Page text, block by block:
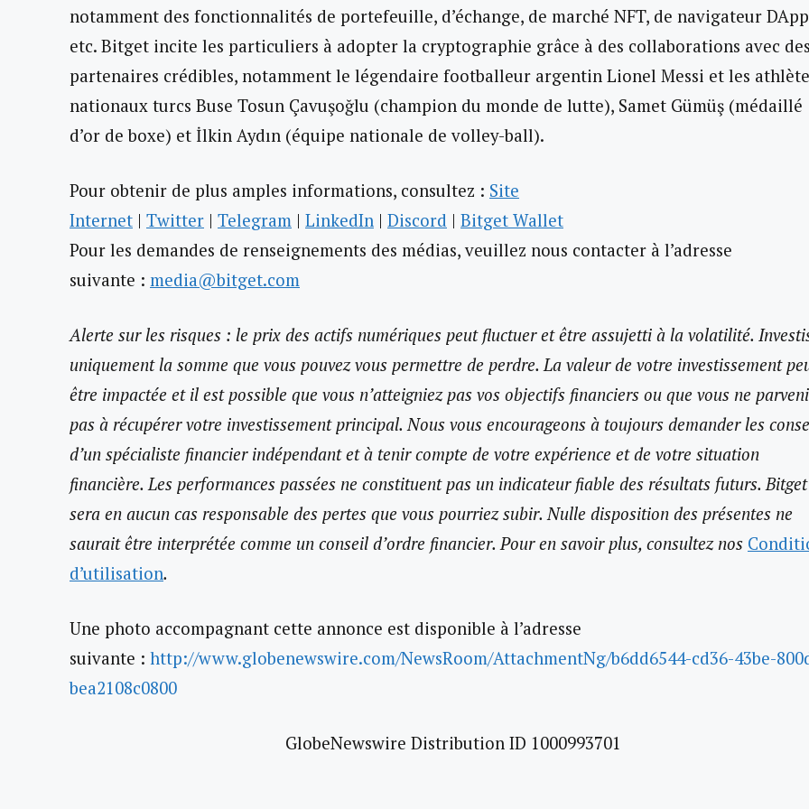
notamment des fonctionnalités de portefeuille, d’échange, de marché NFT, de navigateur
etc. Bitget incite les particuliers à adopter la cryptographie grâce à des collaborations avec des
partenaires crédibles, notamment le légendaire footballeur argentin Lionel Messi et les
nationaux turcs Buse Tosun Çavuşoğlu (champion du monde de lutte), Samet Gümüş (médaillé
d’or de boxe) et İlkin Aydın (équipe nationale de volley-ball).
Pour obtenir de plus amples informations, consultez : Site
Internet | Twitter | Telegram | LinkedIn | Discord | Bitget Wallet
Pour les demandes de renseignements des médias, veuillez nous contacter à l’adresse
suivante : media@bitget.com
Alerte sur les risques : le prix des actifs numériques peut fluctuer et être assujetti à la volatilité.
uniquement la somme que vous pouvez vous permettre de perdre. La valeur de votre investissement
être impactée et il est possible que vous n’atteigniez pas vos objectifs financiers ou que vous ne
pas à récupérer votre investissement principal. Nous vous encourageons à toujours demander les
d’un spécialiste financier indépendant et à tenir compte de votre expérience et de votre situation
financière. Les performances passées ne constituent pas un indicateur fiable des résultats futurs.
sera en aucun cas responsable des pertes que vous pourriez subir. Nulle disposition des présentes ne
saurait être interprétée comme un conseil d’ordre financier. Pour en savoir plus, consultez nos
d’utilisation.
Une photo accompagnant cette annonce est disponible à l’adresse
suivante : http://www.globenewswire.com/NewsRoom/AttachmentNg/b6dd6544-cd36-43be-
bea2108c0800
GlobeNewswire Distribution ID 1000993701